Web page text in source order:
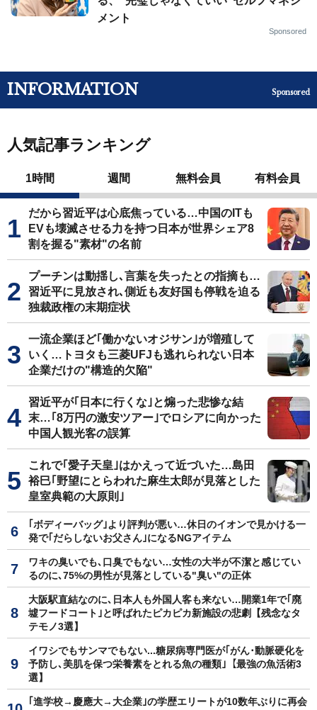
メント
Sponsored
INFORMATION Sponsored
人気記事ランキング
1時間 週間 無料会員 有料会員
だから習近平は心底焦っている…中国のITも
EVも壊滅させる力を持つ日本が世界シェア8
割を握る"素材"の名前
プーチンは動揺し､言葉を失ったとの指摘も…
習近平に見放され､側近も友好国も停戦を迫る
独裁政権の末期症状
一流企業ほど｢働かないオジサン｣が増殖して
いく…トヨタも三菱UFJも逃れられない日本
企業だけの"構造的欠陥"
習近平が｢日本に行くな｣と煽った悲惨な結
末…｢8万円の激安ツアー｣でロシアに向かった
中国人観光客の誤算
これで｢愛子天皇｣はかえって近づいた…島田
裕巳｢野望にとらわれた麻生太郎が見落とした
皇室典範の大原則｣
｢ボディーバッグ｣より評判が悪い…休日のイオンで見かける一
発で｢だらしないお父さん｣になるNGアイテム
ワキの臭いでも､口臭でもない…女性の大半が不潔と感じてい
るのに､75%の男性が見落としている"臭い"の正体
大阪駅直結なのに､日本人も外国人客も来ない…開業1年で｢廃
墟フードコート｣と呼ばれたピカピカ新施設の悲劇【残念なタ
テモノ3選】
イワシでもサンマでもない...糖尿病専門医が｢がん･動脈硬化を
予防し､美肌を保つ栄養素をとれる魚の種類｣【最強の魚活術3
選】
｢進学校→慶應大→大企業｣の学歴エリートが10数年ぶりに再会